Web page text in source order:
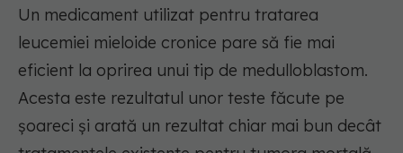
Un medicament utilizat pentru tratarea
leucemiei mieloide cronice pare să fie mai
eficient la oprirea unui tip de medulloblastom.
Acesta este rezultatul unor teste făcute pe
șoareci și arată un rezultat chiar mai bun decât